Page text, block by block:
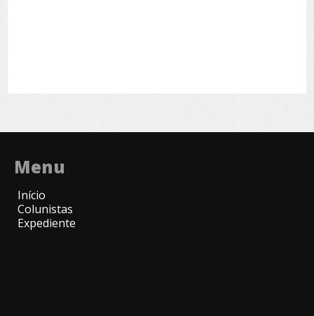
Menu
Início
Colunistas
Expediente